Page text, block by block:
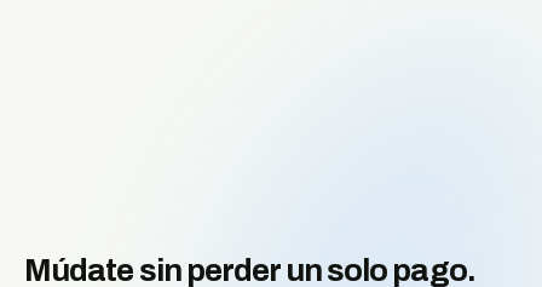
Múdate sin perder un solo pago.